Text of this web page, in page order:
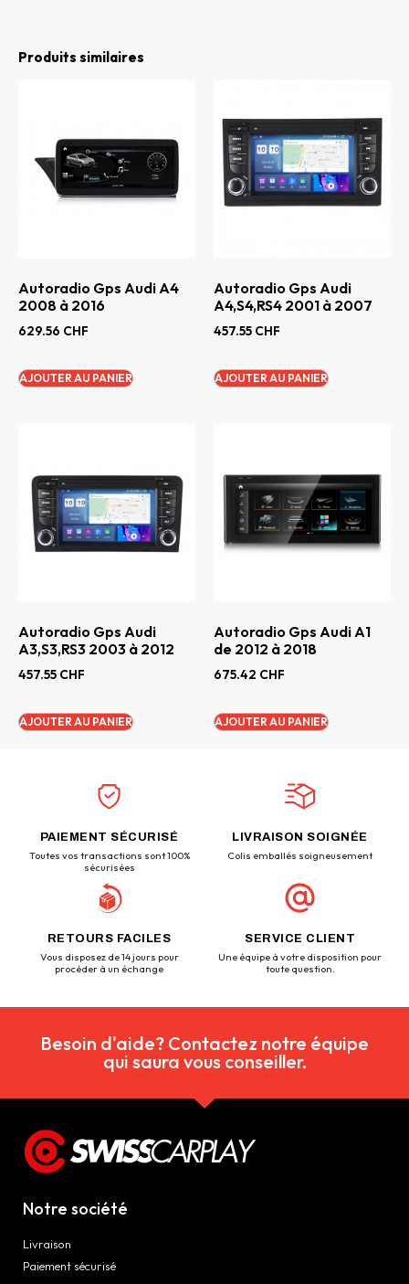
Produits similaires
Autoradio Gps Audi A4
2008 à 2016
629.56 CHF
AJOUTER AU PANIER
Autoradio Gps Audi
A4,S4,RS4 2001 à 2007
457.55 CHF
AJOUTER AU PANIER
Autoradio Gps Audi
A3,S3,RS3 2003 à 2012
457.55 CHF
AJOUTER AU PANIER
Autoradio Gps Audi A1
de 2012 à 2018
675.42 CHF
AJOUTER AU PANIER
PAIEMENT SÉCURISÉ
Toutes vos transactions sont 100%
sécurisées
LIVRAISON SOIGNÉE
Colis emballés soigneusement
RETOURS FACILES
Vous disposez de 14 jours pour
procéder à un échange
SERVICE CLIENT
Une équipe à votre disposition pour
toute question.
Besoin d'aide? Contactez notre équipe
qui saura vous conseiller.
Notre société
Livraison
Paiement sécurisé